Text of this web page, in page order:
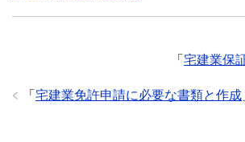
「 宅建業保
「 宅建業免許申請に必要な書類と作成